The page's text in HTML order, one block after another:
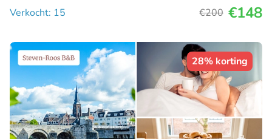
Verkocht: 15
€200 €148
28% korting